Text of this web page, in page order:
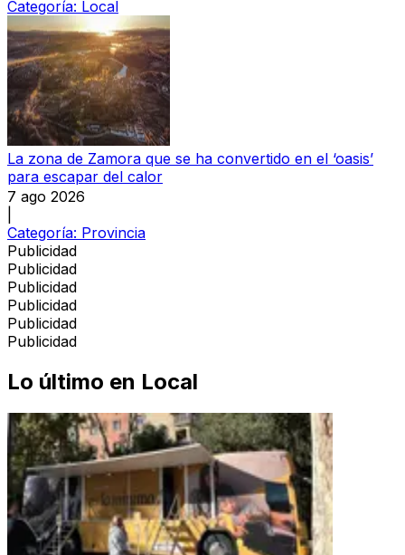
Categoría: Local
La zona de Zamora que se ha convertido en el ‘oasis’
para escapar del calor
7 ago 2026
Categoría: Provincia
Publicidad
Publicidad
Publicidad
Publicidad
Publicidad
Publicidad
Lo último en Local